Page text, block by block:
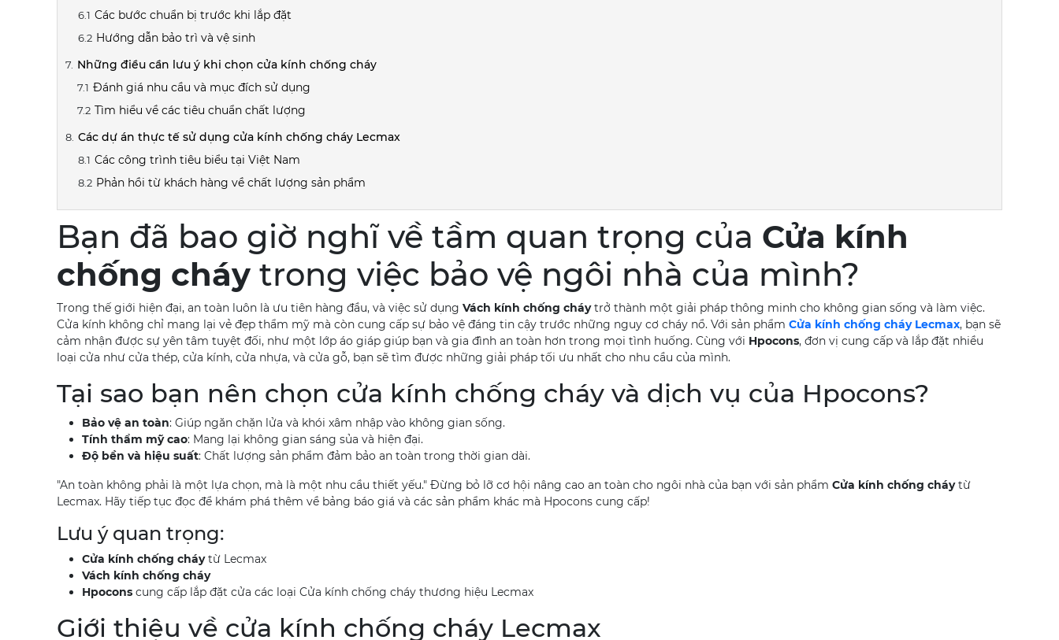
Các bước chuẩn bị trước khi lắp đặt
Hướng dẫn bảo trì và vệ sinh
Những điều cần lưu ý khi chọn cửa kính chống cháy
Đánh giá nhu cầu và mục đích sử dụng
Tìm hiểu về các tiêu chuẩn chất lượng
Các dự án thực tế sử dụng cửa kính chống cháy Lecmax
Các công trình tiêu biểu tại Việt Nam
Phản hồi từ khách hàng về chất lượng sản phẩm
Bạn đã bao giờ nghĩ về tầm quan trọng của Cửa kính
chống cháy trong việc bảo vệ ngôi nhà của mình?
Trong thế giới hiện đại, an toàn luôn là ưu tiên hàng đầu, và việc sử dụng Vách kính chống cháytrở thành một giải pháp thông minh cho không gian sống và làm việc.
Cửa kính không chỉ mang lại vẻ đẹp thẩm mỹ mà còn cung cấp sự bảo vệ đáng tin cậy trước những nguy cơ cháy nổ. Với sản phẩm Cửa kính chống cháy Lecmax, bạn sẽ
cảm nhận được sự yên tâm tuyệt đối, như một lớp áo giáp giúp bạn và gia đình an toàn hơn trong mọi tình huống. Cùng với Hpocons, đơn vị cung cấp và lắp đặt nhiều
loại cửa như cửa thép, cửa kính, cửa nhựa, và cửa gỗ, bạn sẽ tìm được những giải pháp tối ưu nhất cho nhu cầu của mình.
Tại sao bạn nên chọn cửa kính chống cháy và dịch vụ của Hpocons?
Bảo vệ an toàn: Giúp ngăn chặn lửa và khói xâm nhập vào không gian sống.
Tính thẩm mỹ cao: Mang lại không gian sáng sủa và hiện đại.
Độ bền và hiệu suất: Chất lượng sản phẩm đảm bảo an toàn trong thời gian dài.
"An toàn không phải là một lựa chọn, mà là một nhu cầu thiết yếu." Đừng bỏ lỡ cơ hội nâng cao an toàn cho ngôi nhà của bạn với sản phẩm Cửa kính chống cháytừ
Lecmax. Hãy tiếp tục đọc để khám phá thêm về bảng báo giá và các sản phẩm khác mà Hpocons cung cấp!
Lưu ý quan trọng:
Cửa kính chống cháytừ Lecmax
Vách kính chống cháy
Hpocons cung cấp lắp đặt cửa các loại Cửa kính chống cháy thương hiệu Lecmax
Giới thiệu về cửa kính chống cháy Lecmax